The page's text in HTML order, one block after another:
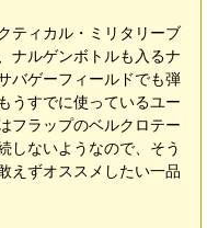
ティカル・ミリタリーブ
ナルゲンボトルも入るナ
バゲーフィールドでも弾
うすでに使っているユー
フラップのベルクロテー
しないようなので、そう
えずオススメしたい一品